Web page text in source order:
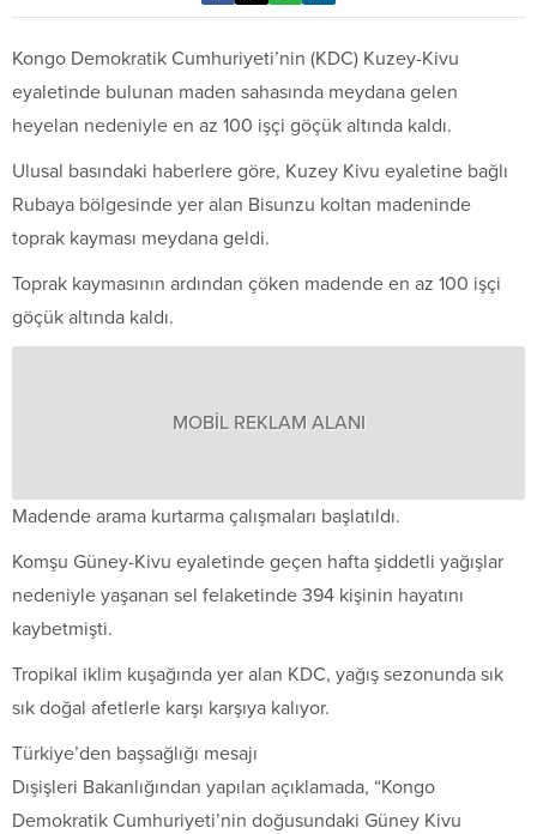
Kongo Demokratik Cumhuriyeti’nin (KDC) Kuzey-Kivu
eyaletinde bulunan maden sahasında meydana gelen
heyelan nedeniyle en az 100 işçi göçük altında kaldı.
Ulusal basındaki haberlere göre, Kuzey Kivu eyaletine bağlı
Rubaya bölgesinde yer alan Bisunzu koltan madeninde
toprak kayması meydana geldi.
Toprak kaymasının ardından çöken madende en az 100 işçi
göçük altında kaldı.
MOBİL REKLAM ALANI
Madende arama kurtarma çalışmaları başlatıldı.
Komşu Güney-Kivu eyaletinde geçen hafta şiddetli yağışlar
nedeniyle yaşanan sel felaketinde 394 kişinin hayatını
kaybetmişti.
Tropikal iklim kuşağında yer alan KDC, yağış sezonunda sık
sık doğal afetlerle karşı karşıya kalıyor.
Türkiye’den başsağlığı mesajı
Dışişleri Bakanlığından yapılan açıklamada, “Kongo
Demokratik Cumhuriyeti’nin doğusundaki Güney Kivu